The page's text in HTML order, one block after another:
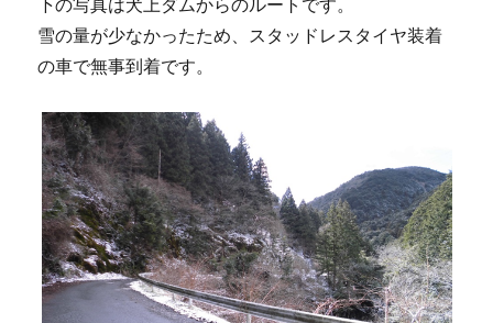
下の写真は犬上ダムからのルートです。
雪の量が少なかったため、スタッドレスタイヤ装着
の車で無事到着です。